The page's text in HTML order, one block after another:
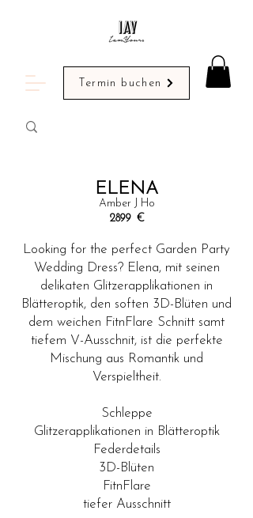
Termin buchen
ELENA
Amber J Ho
2899 €
Looking for the perfect Garden Party
Wedding Dress? Elena, mit seinen
delikaten Glitzerapplikationen in
Blätteroptik, den soften 3D-Blüten und
dem weichen FitnFlare Schnitt samt
tiefem V-Ausschnit, ist die perfekte
Mischung aus Romantik und
Verspieltheit.
Schleppe
Glitzerapplikationen in Blätteroptik
Federdetails
3D-Blüten
FitnFlare
tiefer Ausschnitt